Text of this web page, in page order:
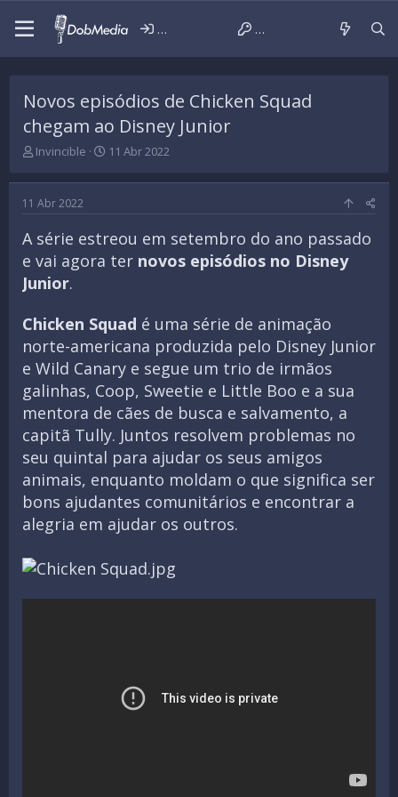
Iniciar sessão Criar conta
Novos episódios de Chicken Squad
chegam ao Disney Junior
T
r
e
a
s
t
a
r
e
r
Invincible
D
t
d
n
o
11 Abr 2022
11 Abr 2022
A série estreou em setembro do ano passado
e vai agora ter novos episódios no Disney
Junior.
Chicken Squad é uma série de animação
norte-americana produzida pelo Disney Junior
e Wild Canary e segue um trio de irmãos
galinhas, Coop, Sweetie e Little Boo e a sua
mentora de cães de busca e salvamento, a
capitã Tully. Juntos resolvem problemas no
seu quintal para ajudar os seus amigos
animais, enquanto moldam o que significa ser
bons ajudantes comunitários e encontrar a
alegria em ajudar os outros.